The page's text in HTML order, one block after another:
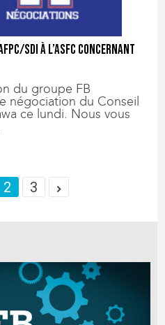
SDI à l’ASFC concernant
du groupe FB
négociation du Conseil
ce lundi. Nous vous
2 3